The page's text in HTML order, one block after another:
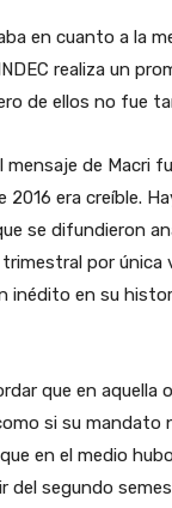
en cuanto a la
realiza un
de ellos no fue
de Macri
2016 era creíble.
se difundieron
por única
inédito en su
que en aquella
si su mandato
en el medio
del segundo